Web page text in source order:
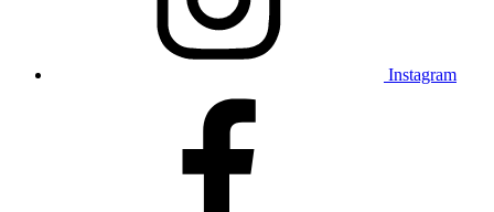
Instagram